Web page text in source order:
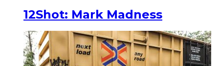
12Shot: Mark Madness